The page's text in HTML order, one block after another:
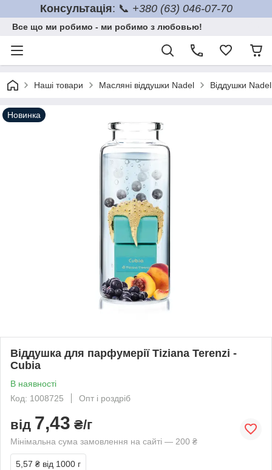
Консультація: 📞 +380 (63) 046-07-70
Все що ми робимо - ми робимо з любовью!
Наші товари Масляні віддушки Nadel Віддушки
Новинка
Віддушка для парфумерії Tiziana Terenzi -
Cubia
В наявності
Код: 1008725
Опт і роздріб
від 7,43 ₴/г
Мінімальна сума замовлення на сайті — 200 ₴
5,57 ₴ від 1000 г